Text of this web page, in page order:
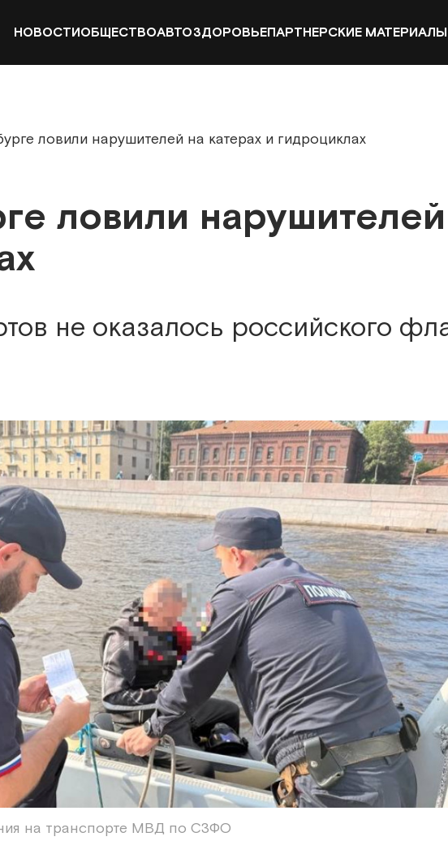
НОВОСТИОБЩЕСТВОАВТОЗДОРОВЬЕПАРТНЕРСКИЕ МАТЕРИАЛЫ
ловили нарушителей на катерах и гидроциклах
ловили
не оказалось российского
на транспорте МВД по СЗФО